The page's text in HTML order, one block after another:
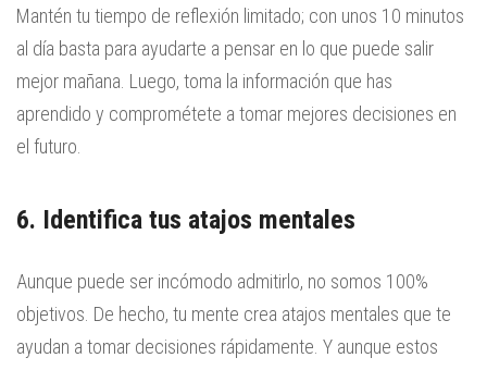
Mantén tu tiempo de reflexión limitado; con unos 10 minutos
al día basta para ayudarte a pensar en lo que puede salir
mejor mañana. Luego, toma la información que has
aprendido y comprométete a tomar mejores decisiones en
el futuro.
6. Identifica tus atajos mentales
Aunque puede ser incómodo admitirlo, no somos 100%
objetivos. De hecho, tu mente crea atajos mentales que te
ayudan a tomar decisiones rápidamente. Y aunque estos